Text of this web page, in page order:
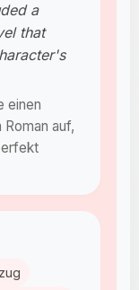
a
that
einen
auf,